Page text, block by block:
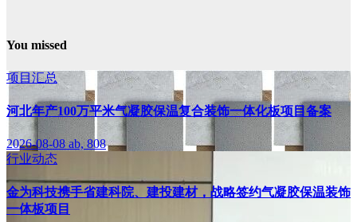
You missed
项目汇总
河北年产100万平米气凝胶保温复合装饰一体化板项目备案
2026-08-08ab, 808
行业动态
金为科技携手省建科院、建投建材，战略签约气凝胶保温装饰
一体板项目